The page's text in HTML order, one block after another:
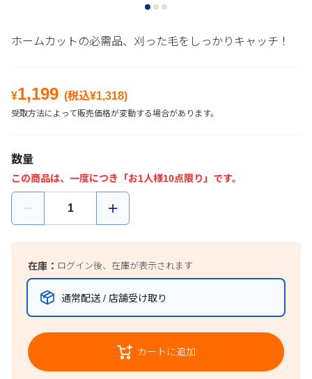
ホームカットの必需品、刈った毛をしっかりキャッチ！
¥1,199 (税込¥1,318)
受取方法によって販売価格が変動する場合があります。
数量
この商品は、一度につき「お1人様10点限り」です。
在庫： ログイン後、在庫が表示されます
通常配送 / 店舗受け取り
カートに追加